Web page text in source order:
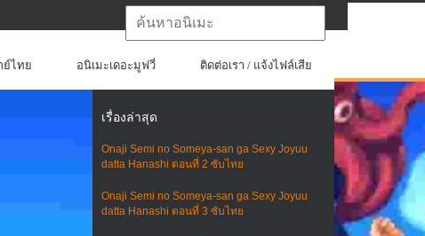
ย์ไทย อนิเมะเดอะมูฟวี่ ติดต่อเรา / แจ้งไฟล์เสีย
เรื่องล่าสุด
Onaji Semi no Someya-san ga Sexy Joyuu
datta Hanashi ตอนที่ 2 ซับไทย
Onaji Semi no Someya-san ga Sexy Joyuu
datta Hanashi ตอนที่ 3 ซับไทย